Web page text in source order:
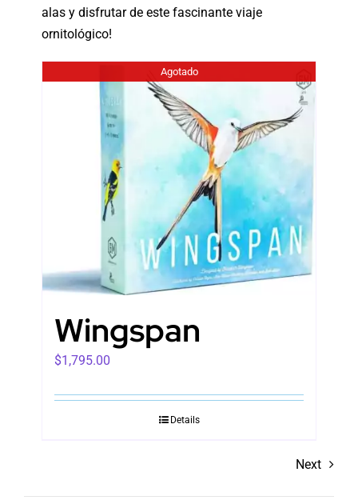
alas y disfrutar de este fascinante viaje
ornitológico!
Agotado
Wingspan
$1,795.00
Details
Next